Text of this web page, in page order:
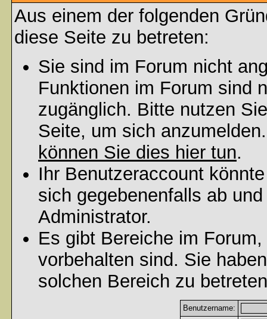
Aus einem der folgenden
diese Seite zu betreten:
Sie sind im Forum nicht
Funktionen im Forum sind
zugänglich. Bitte nutzen
Seite, um sich
können Sie dies hier tun.
Ihr Benutzeraccount
sich gegebenenfalls ab
Administrator.
Es gibt Bereiche im
vorbehalten sind. Sie
solchen Bereich zu
Benutzername: